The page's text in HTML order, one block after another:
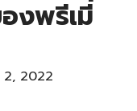
งพรีเมี่
2022